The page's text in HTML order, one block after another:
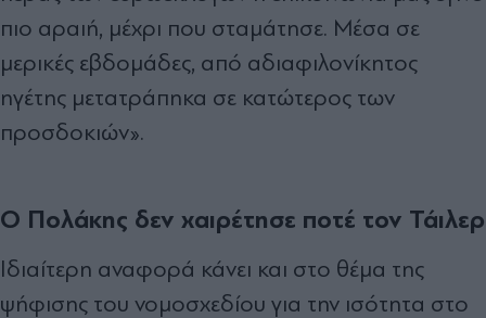
πιο αραιή, μέχρι που σταμάτησε. Μέσα σε
μερικές εβδομάδες, από αδιαφιλονίκητος
ηγέτης μετατράπηκα σε κατώτερος των
προσδοκιών».
Ο Πολάκης δεν χαιρέτησε ποτέ τον Τάιλερ
Ιδιαίτερη αναφορά κάνει και στο θέμα της
ψήφισης του νομοσχεδίου για την ισότητα στο